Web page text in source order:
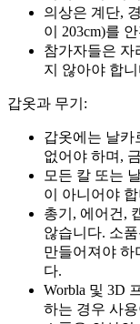
의상은 계단,
이 203cm)를
참가자들은 자
지 않아야 합니
갑옷과 무기:
갑옷에는 날카
없어야 하며,
모든 칼 또는
이 아니어야
총기, 에어건,
않습니다. 소
만들어져야 하
다.
Worbla 및 3D
하는 경우 사